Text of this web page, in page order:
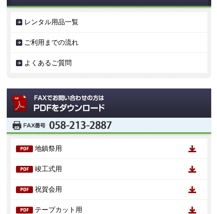
レンタル用品一覧
ご利用までの流れ
よくあるご質問
地鎮祭用
竣工式用
祝賀会用
テープカット用